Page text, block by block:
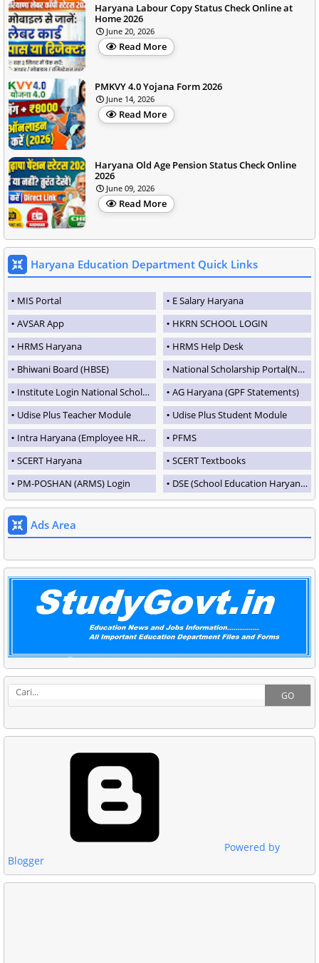
Haryana Labour Copy Status Check Online at
Home 2026
June 20, 2026
Read More
PMKVY 4.0 Yojana Form 2026
June 14, 2026
Read More
Haryana Old Age Pension Status Check Online
2026
June 09, 2026
Read More
Haryana Education Department Quick Links
MIS Portal
E Salary Haryana
AVSAR App
HKRN SCHOOL LOGIN
HRMS Haryana
HRMS Help Desk
Bhiwani Board (HBSE)
National Scholarship Portal(NSP)
Institute Login National Scholarship Portal
AG Haryana (GPF Statements)
Udise Plus Teacher Module
Udise Plus Student Module
Intra Haryana (Employee HRMS Portal)
PFMS
SCERT Haryana
SCERT Textbooks
PM-POSHAN (ARMS) Login
DSE (School Education Haryana)
Ads Area
GO
Powered by
Blogger